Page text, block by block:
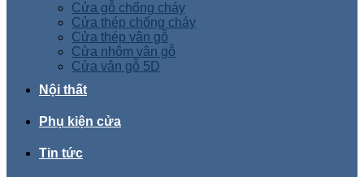
Cửa gỗ chống cháy
Cửa thép chống cháy
Cửa thép vân gỗ
Cửa nhôm vân gỗ
Cửa vân gỗ 5D
Nội thất
Phụ kiện cửa
Tin tức